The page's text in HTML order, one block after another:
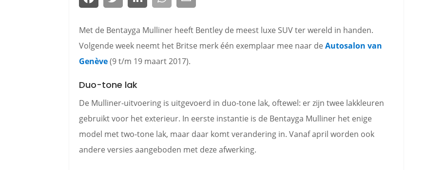
Met de Bentayga Mulliner heeft Bentley de meest luxe SUV ter wereld in handen.
Volgende week neemt het Britse merk één exemplaar mee naar de Autosalon van
Genève(9 t/m 19 maart 2017).
Duo-tone lak
De Mulliner-uitvoering is uitgevoerd in duo-tone lak, oftewel: er zijn twee lakkleuren
gebruikt voor het exterieur. In eerste instantie is de Bentayga Mulliner het enige
model met two-tone lak, maar daar komt verandering in. Vanaf april worden ook
andere versies aangeboden met deze afwerking.